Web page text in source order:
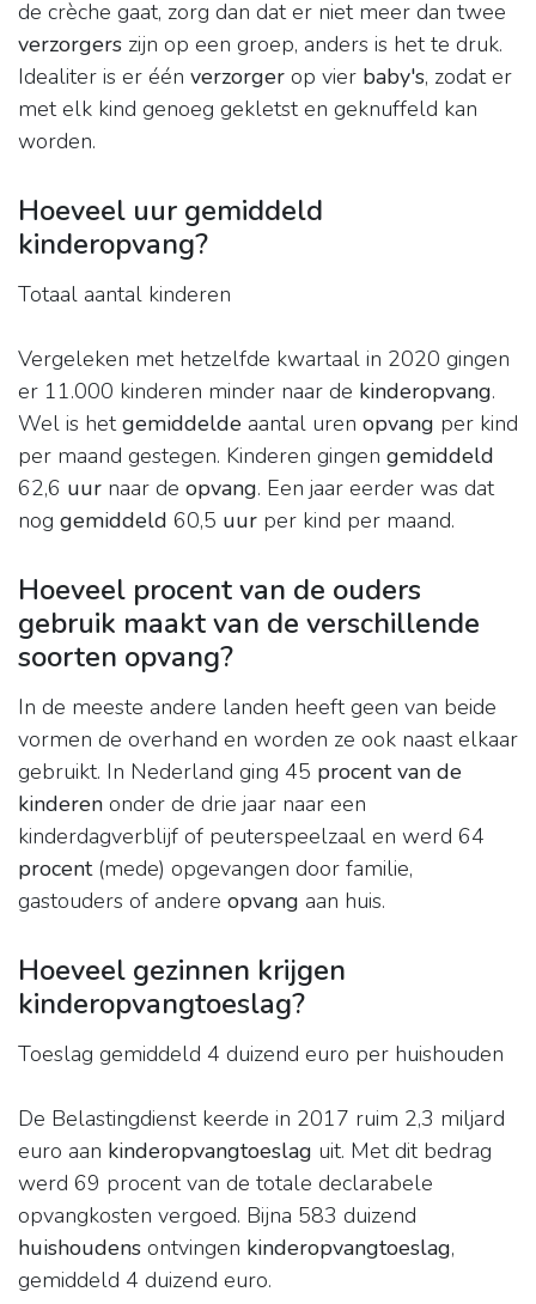
de crèche gaat, zorg dan dat er niet meer dan twee
verzorgers zijn op een groep, anders is het te druk.
Idealiter is er één verzorger op vier baby's, zodat er
met elk kind genoeg gekletst en geknuffeld kan
worden.
Hoeveel uur gemiddeld
kinderopvang?
Totaal aantal kinderen
Vergeleken met hetzelfde kwartaal in 2020 gingen
er 11.000 kinderen minder naar de kinderopvang.
Wel is hetgemiddelde aantal uren opvang per kind
per maand gestegen. Kinderen gingen gemiddeld
62,6 uur naar de opvang. Een jaar eerder was dat
nog gemiddeld 60,5 uur per kind per maand.
Hoeveel procent van de ouders
gebruik maakt van de verschillende
soorten opvang?
In de meeste andere landen heeft geen van beide
vormen de overhand en worden ze ook naast elkaar
gebruikt. In Nederland ging 45 procent van de
kinderen onder de drie jaar naar een
kinderdagverblijf of peuterspeelzaal en werd 64
procent(mede) opgevangen door familie,
gastouders of andere opvang aan huis.
Hoeveel gezinnen krijgen
kinderopvangtoeslag?
Toeslag gemiddeld 4 duizend euro per huishouden
De Belastingdienst keerde in 2017 ruim 2,3 miljard
euro aan kinderopvangtoeslag uit. Met dit bedrag
werd 69 procent van de totale declarabele
opvangkosten vergoed. Bijna 583 duizend
huishoudens ontvingen kinderopvangtoeslag,
gemiddeld 4 duizend euro.